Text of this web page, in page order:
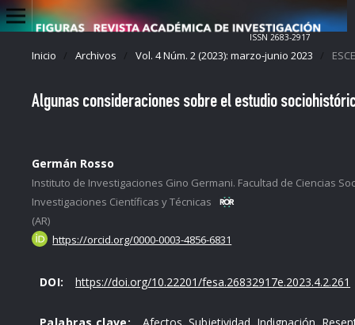
ISSN 2683-2917
Inicio / Archivos / Vol. 4 Núm. 2 (2023): marzo-junio 2023 /
Algunas consideraciones sobre el estudio
Germán Rosso
Instituto de Investigaciones Gino Germani. Facultad de Ciencias
Investigaciones Científicas y Técnicas
(AR)
https://orcid.org/0000-0003-4856-6831
DOI: https://doi.org/10.22201/fesa.26832917e.2023.4.2.261
Palabras clave: Afectos, Subjetividad, Indignación,